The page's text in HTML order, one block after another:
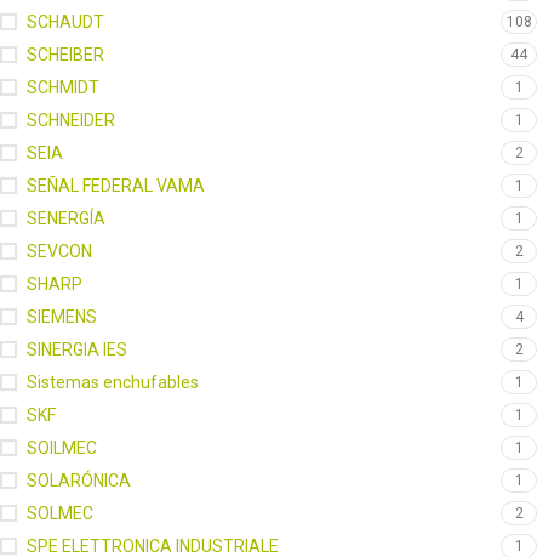
SCHAUDT 108
SCHEIBER 44
SCHMIDT 1
SCHNEIDER 1
SEIA 2
SEÑAL FEDERAL VAMA 1
SENERGÍA 1
SEVCON 2
SHARP 1
SIEMENS 4
SINERGIA IES 2
Sistemas enchufables 1
SKF 1
SOILMEC 1
SOLARÓNICA 1
SOLMEC 2
SPE ELETTRONICA INDUSTRIALE 1